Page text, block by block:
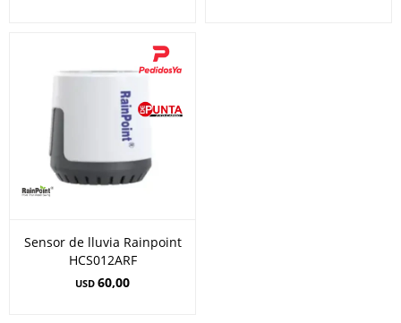
Sensor de lluvia Rainpoint
HCS012ARF
USD 60,00